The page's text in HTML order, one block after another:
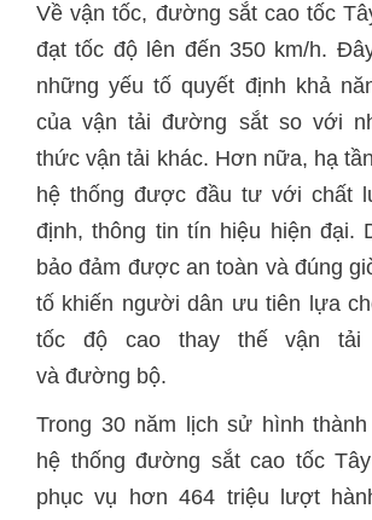
Về vận tốc, đường sắt cao tốc
đạt tốc độ lên đến 350 km/h.
những yếu tố quyết định khả
của vận tải đường sắt so với
thức vận tải khác. Hơn nữa, hạ
hệ thống được đầu tư với chất
định, thông tin tín hiệu hiện đại.
bảo đảm được an toàn và đúng
tố khiến người dân ưu tiên lựa
tốc độ cao thay thế vận tải
và đường bộ.
Trong 30 năm lịch sử hình
hệ thống đường sắt cao tốc
phục vụ hơn 464 triệu lượt